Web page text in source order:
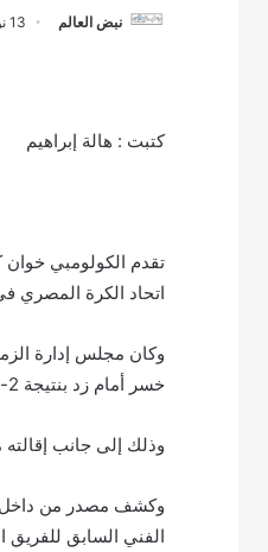
نبض العالم 13 نوفمبر، 2023
كتبت : هالة إبراهيم
تقدم الكولومبي خوان
اتحاد الكرة المصري
وكان مجلس إدارة
خسر أمام زد بنتيجة 2-1 وهي نفس النتيجة لمباراة إنبي التي سبقتها وهو ما أنهى الثقة بين الطرفين
وذلك إلى جانب
وكشف مصدر من داخل
الفني السابق